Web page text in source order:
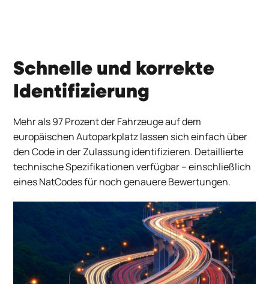
Schnelle und korrekte
Identifizierung
Mehr als 97 Prozent der Fahrzeuge auf dem
europäischen Autoparkplatz lassen sich einfach über
den Code in der Zulassung identifizieren. Detaillierte
technische Spezifikationen verfügbar – einschließlich
einesNatCodesfür noch genauere Bewertungen.